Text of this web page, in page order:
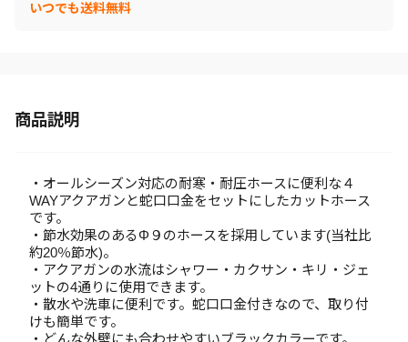
いつでも送料無料
商品説明
・オールシーズン対応の耐寒・耐圧ホースに便利な４
WAYアクアガンと蛇口口金をセットにしたカットホース
です。
・節水効果のあるΦ９のホースを採用しています(当社比
約20％節水)。
・アクアガンの水流はシャワー・カクサン・キリ・ジェ
ットの4通りに使用できます。
・散水や洗車に便利です。蛇口口金付きなので、取り付
けも簡単です。
・どんな外壁にも合わせやすいブラックカラーです。